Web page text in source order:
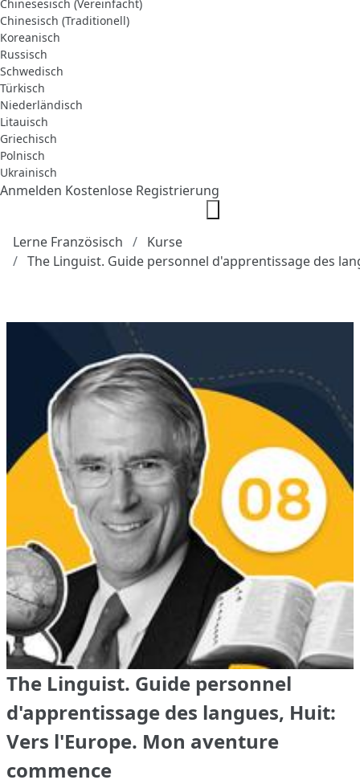
Chinesesisch (Vereinfacht)
Chinesisch (Traditionell)
Koreanisch
Russisch
Schwedisch
Türkisch
Niederländisch
Litauisch
Griechisch
Polnisch
Ukrainisch
Anmelden Kostenlose Registrierung
Lerne Französisch
Kurse
The Linguist. Guide personnel d'apprentissage des
The Linguist. Guide personnel
d'apprentissage des langues, Huit:
Vers l'Europe. Mon aventure
commence